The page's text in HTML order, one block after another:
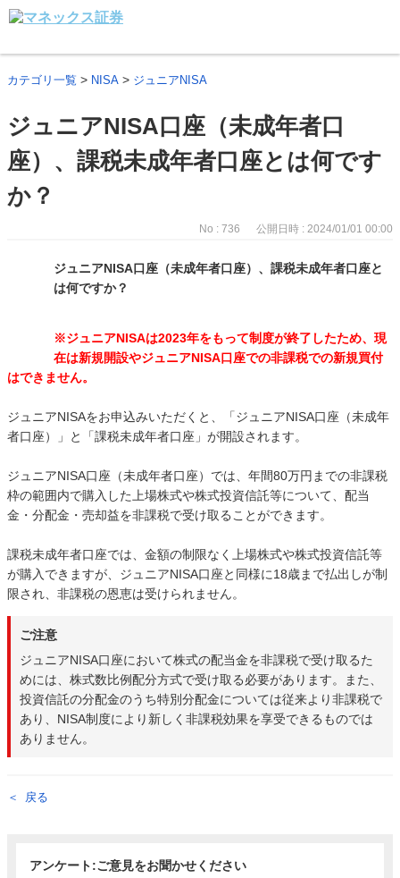
カテゴリ一覧 > NISA > ジュニアNISA
ジュニアNISA口座（未成年者口
座）、課税未成年者口座とは何です
か？
No : 736 公開日時 : 2024/01/01 00:00
ジュニアNISA口座（未成年者口座）、課税未成年者口座と
は何ですか？
※ジュニアNISAは2023年をもって制度が終了したため、現
在は新規開設やジュニアNISA口座での非課税での新規買付
はできません。
ジュニアNISAをお申込みいただくと、「ジュニアNISA口座（未成年
者口座）」と「課税未成年者口座」が開設されます。
ジュニアNISA口座（未成年者口座）では、年間80万円までの非課税
枠の範囲内で購入した上場株式や株式投資信託等について、配当
金・分配金・売却益を非課税で受け取ることができます。
課税未成年者口座では、金額の制限なく上場株式や株式投資信託等
が購入できますが、ジュニアNISA口座と同様に18歳まで払出しが制
限され、非課税の恩恵は受けられません。
ご注意
ジュニアNISA口座において株式の配当金を非課税で受け取るた
めには、株式数比例配分方式で受け取る必要があります。また、
投資信託の分配金のうち特別分配金については従来より非課税で
あり、NISA制度により新しく非課税効果を享受できるものでは
ありません。
戻る
アンケート:ご意見をお聞かせください